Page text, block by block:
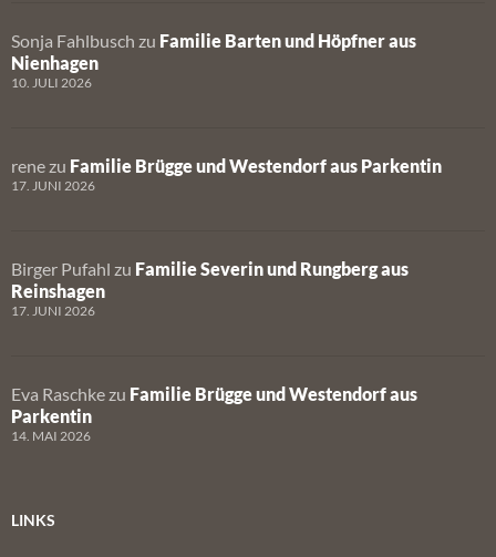
Sonja Fahlbusch zu Familie Barten und Höpfner aus
Nienhagen
10. JULI 2026
rene zu Familie Brügge und Westendorf aus Parkentin
17. JUNI 2026
Birger Pufahl zu Familie Severin und Rungberg aus
Reinshagen
17. JUNI 2026
Eva Raschke zu Familie Brügge und Westendorf aus
Parkentin
14. MAI 2026
LINKS